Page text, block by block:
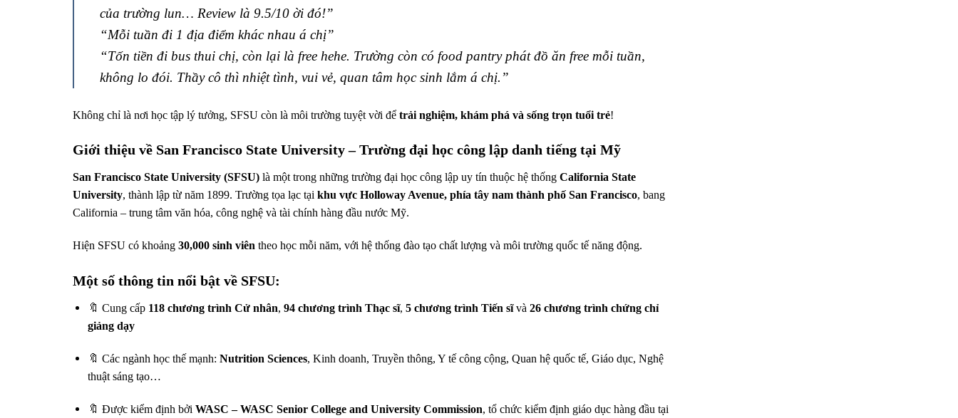
của trường lun… Review là 9.5/10 ời đó!”
“Mỗi tuần đi 1 địa điểm khác nhau á chị”
“Tốn tiền đi bus thui chị, còn lại là free hehe. Trường còn có food pantry phát đồ ăn free mỗi tuần,
không lo đói. Thầy cô thì nhiệt tình, vui vẻ, quan tâm học sinh lắm á chị.”
Không chỉ là nơi học tập lý tưởng, SFSU còn là môi trường tuyệt vời để trải nghiệm, khám phá và sống trọn tuổi trẻ!
Giới thiệu về San Francisco State University – Trường đại học công lập danh tiếng tại Mỹ
San Francisco State University (SFSU) là một trong những trường đại học công lập uy tín thuộc hệ thống California State
University, thành lập từ năm 1899. Trường tọa lạc tại khu vực Holloway Avenue, phía tây nam thành phố San Francisco, bang
California – trung tâm văn hóa, công nghệ và tài chính hàng đầu nước Mỹ.
Hiện SFSU có khoảng 30,000 sinh viên theo học mỗi năm, với hệ thống đào tạo chất lượng và môi trường quốc tế năng động.
Một số thông tin nổi bật về SFSU:
🔖 Cung cấp 118 chương trình Cử nhân, 94 chương trình Thạc sĩ, 5 chương trình Tiến sĩvà 26 chương trình chứng chỉ
giảng dạy
🔖 Các ngành học thế mạnh: Nutrition Sciences, Kinh doanh, Truyền thông, Y tế công cộng, Quan hệ quốc tế, Giáo dục, Nghệ
thuật sáng tạo…
🔖 Được kiểm định bởi WASC – WASC Senior College and University Commission, tổ chức kiểm định giáo dục hàng đầu tại